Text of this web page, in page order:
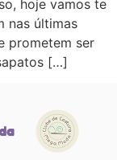
hoje vamos te
nas últimas
prometem ser
[…]